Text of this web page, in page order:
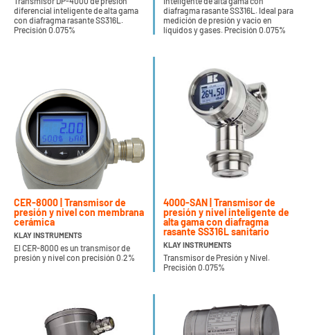
diferencial inteligente de alta gama
con diafragma rasante SS316L.
Precisión 0.075%
diafragma rasante SS316L. Ideal para
medición de presión y vacio en
líquidos y gases. Precisión 0.075%
CER-8000 | Transmisor de
presión y nivel con membrana
cerámica
KLAY INSTRUMENTS
El CER-8000 es un transmisor de
presión y nivel con precisión 0.2%
4000-SAN | Transmisor de
presión y nivel inteligente de
alta gama con diafragma
rasante SS316L sanitario
KLAY INSTRUMENTS
Transmisor de Presión y Nivel.
Precisión 0.075%